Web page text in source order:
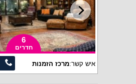
6
חדרים
איש קשר:מרכז הזמנות